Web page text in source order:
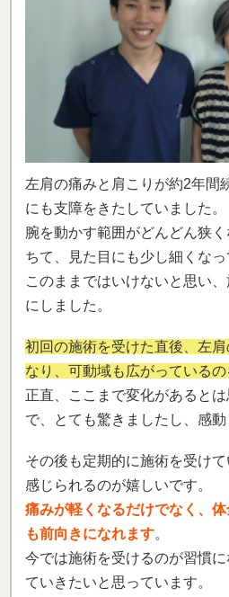
左肩の痛みと肩こりが約2年間
にも支障をきたしていました。
腕を動かす範囲がどんどん狭
ちて、見た目にも少し細くなっ
このままではいけないと思い
にしました。
初回の施術を受けた直後、左肩
なり、可動域も広がっている
正直、ここまで変化があると
で、とても驚きましたし、感動
その後も定期的に施術を受け
感じられるのが嬉しいです。
痛みが軽くなるだけでなく、
も前向きになれます。
今では施術を受けるのが習慣
ていきたいと思っています。